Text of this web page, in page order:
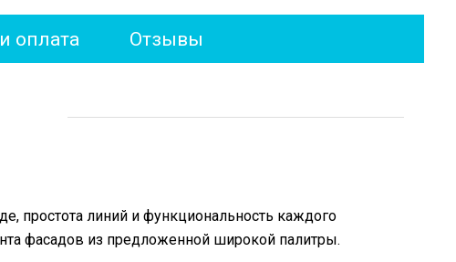
оплата Отзывы
простота линий и функциональность каждого
фасадов из предложенной широкой палитры.